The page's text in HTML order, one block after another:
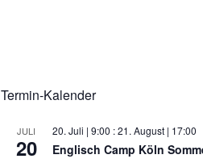
Termin-Kalender
JULI
20
20. Juli | 9:00 :21. August | 17:00
Englisch Camp Köln